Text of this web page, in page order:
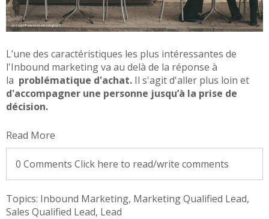
L’une des caractéristiques les plus intéressantes de
l'Inbound marketing va au delà de la réponse à
la problématique d'achat. Il s'agit d'aller plus loin et
d'accompagner une personne jusqu’à la prise de
décision.
Read More
0 Comments Click here to read/write comments
Topics: Inbound Marketing, Marketing Qualified Lead,
Sales Qualified Lead, Lead